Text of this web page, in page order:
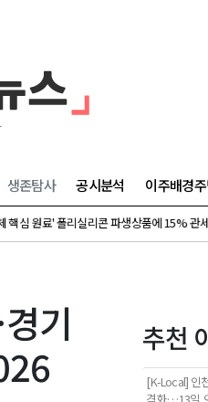
생존탐사 공시분석 이주배경
' 폴리실리콘 파생상품에 15% 관세 외 27
기
추천
[K-Local] 인